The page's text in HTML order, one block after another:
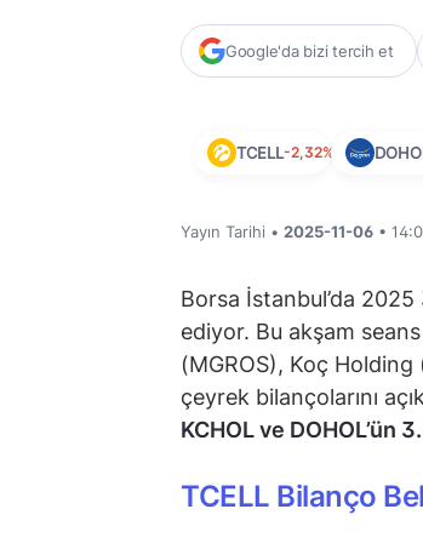
Google'da bizi tercih et
TCELL-2,32%
Yayın Tarihi • 2025-11-06 •
Borsa İstanbul’da
ediyor. Bu akşam
(MGROS), Koç Holding
çeyrek bilançolarını
KCHOL ve DOHOL’ün
TCELL Bilanço